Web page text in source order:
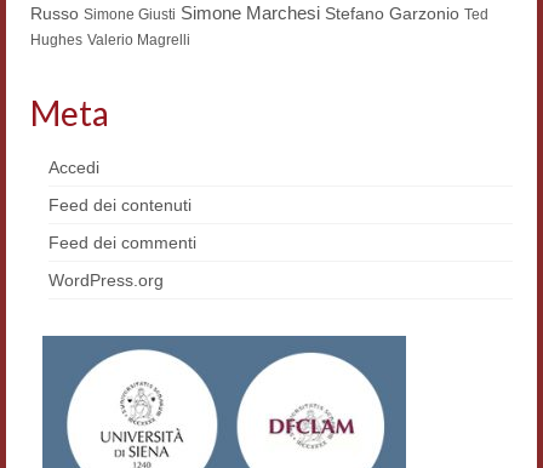
Russo Simone Giusti Simone Marchesi Stefano Garzonio Ted
Hughes Valerio Magrelli
Meta
Accedi
Feed dei contenuti
Feed dei commenti
WordPress.org